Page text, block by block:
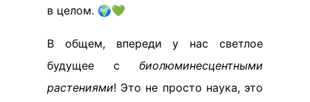
в целом. 🌍💚
В общем, впереди у нас светлое
будущее с биолюминесцентными
растениями! Это не просто наука, это